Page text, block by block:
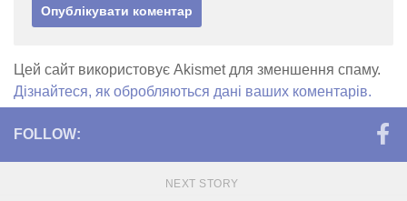
Цей сайт використовує Akismet для зменшення спаму.
Дізнайтеся, як обробляються дані ваших коментарів.
FOLLOW:
NEXT STORY